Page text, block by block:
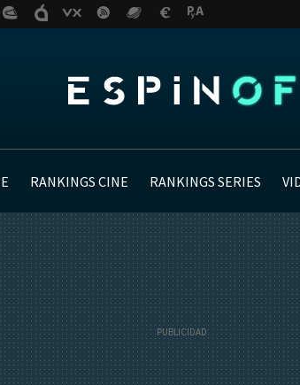
RANKINGS CINE RANKINGS SERIES